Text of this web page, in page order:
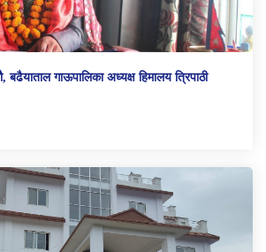
बढैयाताल गाऊपालिका अध्यक्ष हिमालय त्रिपाठी